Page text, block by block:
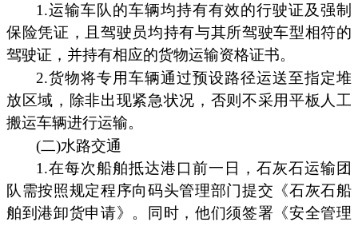
1.运输车队的车辆均持有有效的行驶证及强制
保险凭证，且驾驶员均持有与其所驾驶车型相符的
驾驶证，并持有相应的货物运输资格证书。
2.货物将专用车辆通过预设路径运送至指定堆
放区域，除非出现紧急状况，否则不采用平板人工
搬运车辆进行运输。
(二)水路交通
1.在每次船舶抵达港口前一日，石灰石运输团
队需按照规定程序向码头管理部门提交《石灰石船
舶到港卸货申请》。同时，他们须签署《安全管理